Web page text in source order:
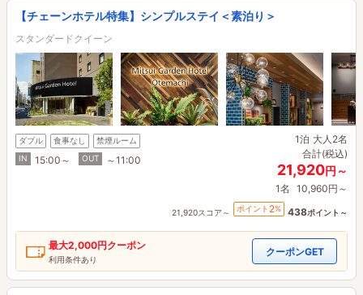
【チェーンホテル特集】シンプルステイ＜素泊り＞
スタンダードクイーン
ダブル 食事なし
禁煙ルーム
IN
15:00～ OUT ～11:00
1泊 大人2名
合計(税込)
21,920円～
1名 10,960円～
21,920スコア～ ポイント 2% 438ポイント～
最大2,000円クーポン
利用条件あり
クーポンGET